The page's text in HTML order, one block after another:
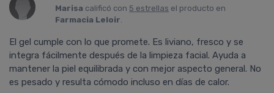
Marisa calificó con 5 estrellas el producto en
Farmacia Leloir.
El gel cumple con lo que promete. Es liviano, fresco y se
integra fácilmente después de la limpieza facial. Ayuda a
mantener la piel equilibrada y con mejor aspecto general. No
es pesado y resulta cómodo incluso en días de calor.